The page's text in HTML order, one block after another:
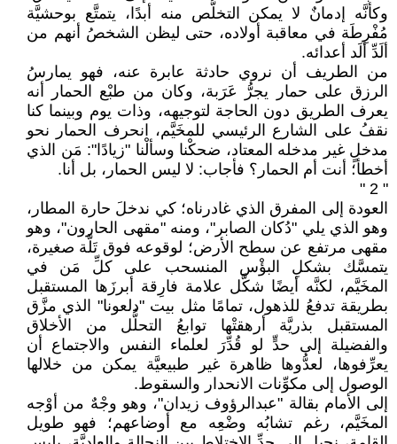
وكأنَّه إدمانٌ لا يمكن التخلُّص منه أبدًا، يتمتَّع بوحشيَّة
مُفْرِطَة في معاقبة أولاده، حتى ليظن الشخصُ أنهم من
ألَدِّ ألَد أعدائه.
من الطريف أن نروي حادثة عابرة عنه، فهو يمارسُ
الرزق على حمار يجرُّ عَرَبة، وكان من طبْع الحمار أنه
يعرف الطريق دون الحاجة لتوجيهه، وذات يوم وبينما كنا
نقفُ على الشارع الرئيسي للمخَيَّم، انحرف الحمار نحو
مدخلٍ غير مدخله المعتاد، ضحكْنا وسألْنا "زيادًا": مَن الذي
أخطأ؛ أنت أم الحمار؟ فأجاب: لا ليس الحمار، بل أنا.
" 2 "
العودة إلى المفرق الذي غادرناه؛ كي ندخلَ حارة المطار،
وهو الذي يلي "دُكان الصابر"، ومنه "مقهى الحارون"، وهو
مقهى مرتفع عن سطح الأرض؛ لوقوعه فوق تَلَّة صغيرة،
يتمسَّك بشكلِ البؤْس المنسحب على كلِّ مَن في
المخَيَّم، لكنَّه أيضًا شكَّل علامة فارِقة أبرزَها المستقبل
بطريقة تدفعُ للذهول، تمامًا مثل بيت "دلعونا" الذي مزَّق
المستقبل بذريَّة أرهقتْها توابعُ التحلُّل من الأخلاق
والفضيلة إلى حدٍّ لو قُدِّرَ لعلماء النفس والاجتماع أن
يعرِّفوها، لعدُّوها ظاهرة غير طبيعيَّة يمكن من خلالها
الوصول إلى مكوِّنات الانحدار والسقوط.
إلى الأمام بقالة "عبدالرؤوف زيدان"، وهو وجْهٌ من أوْجه
المخَيَّم، رغم تشابُه وضْعِه مع أوضاعهم؛ فهو طويل